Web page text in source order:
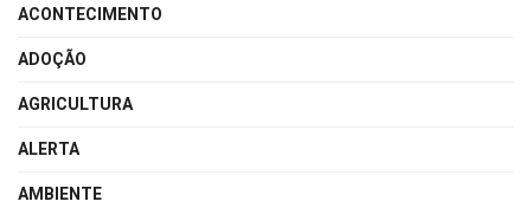
ACONTECIMENTO
ADOÇÃO
AGRICULTURA
ALERTA
AMBIENTE